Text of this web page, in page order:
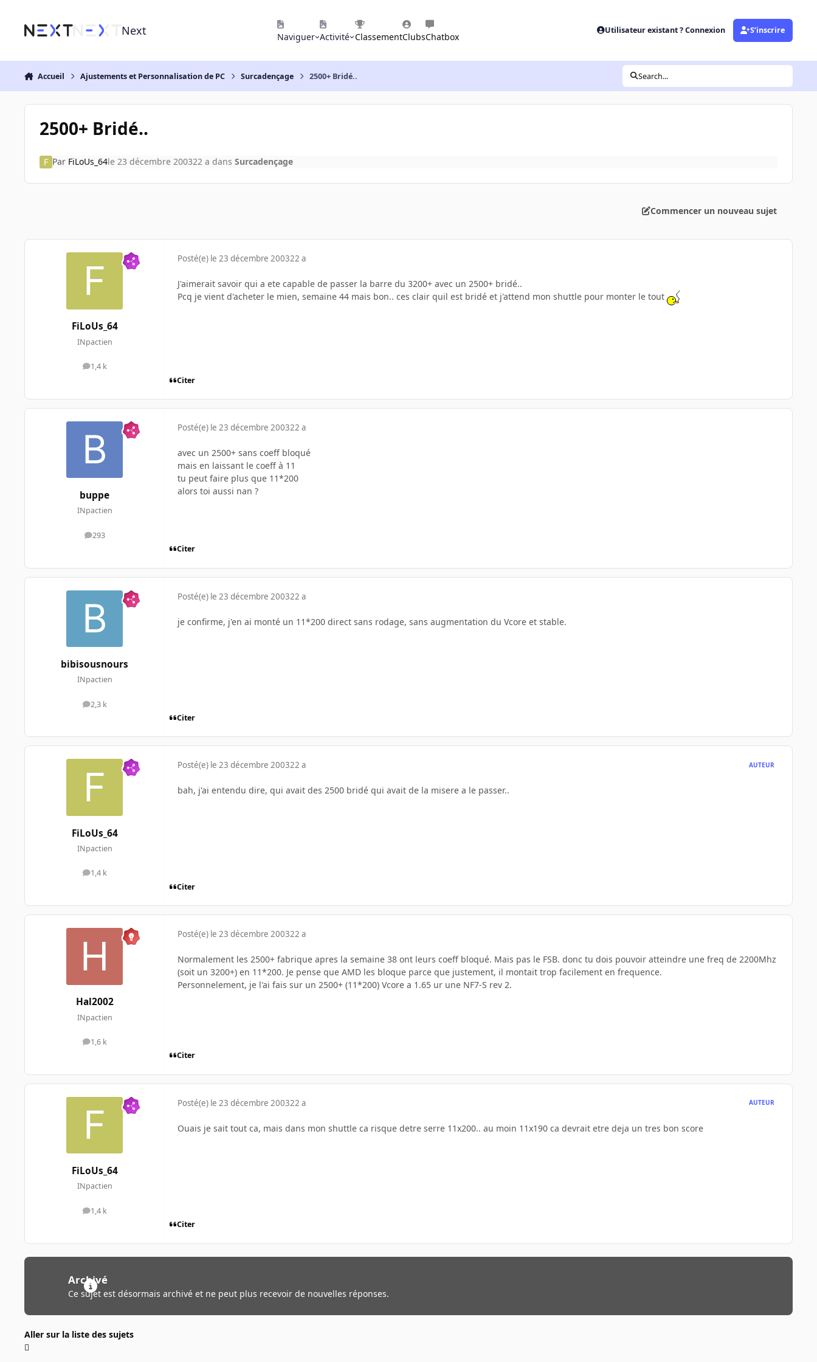
Next Naviguer Activité ClassementClubsChatbox
Utilisateur existant ? Connexion S’inscrire
Accueil Ajustements et Personnalisation de PC Surcadençage 2500+ Bridé.. Search...
2500+ Bridé..
Par FiLoUs_64le 23 décembre 200322 a dans Surcadençage
Commencer un nouveau sujet
FiLoUs_64
INpactien
1,4 k
messages
Posté(e) le 23 décembre 200322 a
J'aimerait savoir qui a ete capable de passer la barre du 3200+ avec un 2500+ bridé..
Pcq je vient d'acheter le mien, semaine 44 mais bon.. ces clair quil est bridé et j'attend mon shuttle pour monter le tout
Citer
buppe
INpactien
293
messages
Posté(e) le 23 décembre 200322 a
avec un 2500+ sans coeff bloqué
mais en laissant le coeff à 11
tu peut faire plus que 11*200
alors toi aussi nan ?
Citer
bibisousnours
INpactien
2,3 k
messages
Posté(e) le 23 décembre 200322 a
je confirme, j'en ai monté un 11*200 direct sans rodage, sans augmentation du Vcore et stable.
Citer
FiLoUs_64
INpactien
1,4 k
messages
Posté(e) le 23 décembre 200322 a AUTEUR
bah, j'ai entendu dire, qui avait des 2500 bridé qui avait de la misere a le passer..
Citer
Hal2002
INpactien
1,6 k
messages
Posté(e) le 23 décembre 200322 a
Normalement les 2500+ fabrique apres la semaine 38 ont leurs coeff bloqué. Mais pas le FSB. donc tu dois pouvoir atteindre une freq de 2200Mhz
(soit un 3200+) en 11*200. Je pense que AMD les bloque parce que justement, il montait trop facilement en frequence.
Personnelement, je l'ai fais sur un 2500+ (11*200) Vcore a 1.65 ur une NF7-S rev 2.
Citer
FiLoUs_64
INpactien
1,4 k
messages
Posté(e) le 23 décembre 200322 a AUTEUR
Ouais je sait tout ca, mais dans mon shuttle ca risque detre serre 11x200.. au moin 11x190 ca devrait etre deja un tres bon score
Citer
Archivé
Ce sujet est désormais archivé et ne peut plus recevoir de nouvelles réponses.
Aller sur la liste des sujets